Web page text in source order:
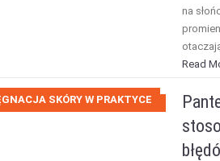
na
Read
SKÓRY W PRAKTYCE